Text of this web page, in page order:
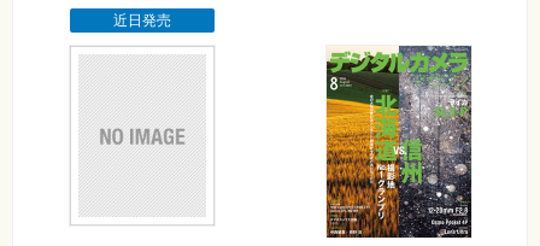
近日発売